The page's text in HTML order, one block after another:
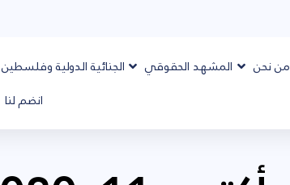
من نحن المشهد الحقوقي الجنائية الدولية وفلسطين
انضم لنا